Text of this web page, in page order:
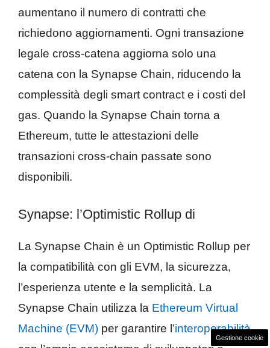
aumentano il numero di contratti che
richiedono aggiornamenti. Ogni transazione
legale cross-catena aggiorna solo una
catena con la Synapse Chain, riducendo la
complessità degli smart contract e i costi del
gas. Quando la Synapse Chain torna a
Ethereum, tutte le attestazioni delle
transazioni cross-chain passate sono
disponibili.
Synapse: l’Optimistic Rollup di
La Synapse Chain è un Optimistic Rollup per
la compatibilità con gli EVM, la sicurezza,
l’esperienza utente e la semplicità. La
Synapse Chain utilizza la Ethereum Virtual
Machine (EVM) per garantire l’interoperabilità
Gestione cookie